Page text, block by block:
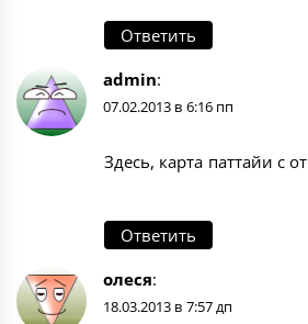
Ответить
admin:
07.02.2013 в 6:16 пп
Здесь, карта паттайи с
Ответить
олеся:
18.03.2013 в 7:57 дп